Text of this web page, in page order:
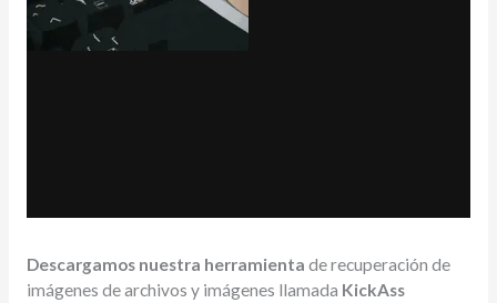
Descargamos nuestra herramienta de recuperación de
imágenes de archivos y imágenes llamada KickAss